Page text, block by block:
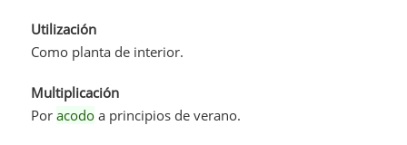
Utilización
Como planta de interior.
Multiplicación
Poracodo a principios de verano.